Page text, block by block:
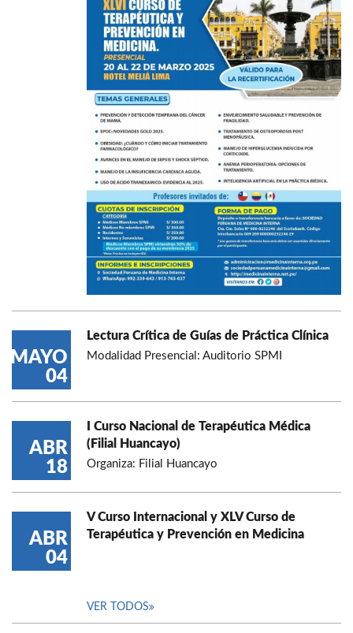
MAYO
04
Lectura Crítica de Guías de Práctica Clínica
Modalidad Presencial: Auditorio SPMI
ABR
18
I Curso Nacional de Terapéutica Médica
(Filial Huancayo)
Organiza: Filial Huancayo
ABR
04
V Curso Internacional y XLV Curso de
Terapéutica y Prevención en Medicina
VER TODOS